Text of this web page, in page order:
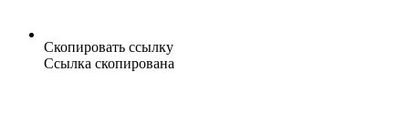
Скопировать ссылку
Ссылка скопирована